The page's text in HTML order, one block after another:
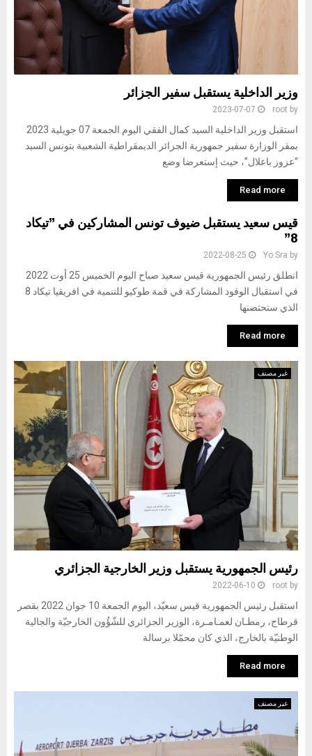
وزير الداخلية يستقبل سفير الجزائر
by
root
2023-07-07
استقبل وزير الداخلية السيد كمال الفقي اليوم الجمعة 07 جويلية 2023
بمقر الوزارة سفير جمهورية الجزائر الديمقراطية الشعبية بتونس السيد
“عزوز باعلال”، حيث إستعرضا وضع
Read more
قيس سعيد يستقبل ضيوف تونس المشاركين في ”تيكاد
8”
by
Yo Sra
2022-08-25
انطلق رئيس الجمهورية قيس سعيد صباح اليوم الخميس 25 أوت 2022
في استقبال الوفود المشاركة في قمة طوكيو للتنمية في افريقيا تيكاد 8
الذي ستحتضنها
Read more
غير مصنف
رئيس الجمهورية يستقبل وزير الخارجية الجزائري
by
root
2022-06-10
استقبل رئيس الجمهورية قيس سعيّد، اليوم الجمعة 10 جوان 2022 بقصر
قرطاج، رمطـان لعمـامـرة، الوزير الجزائري للشّؤُون الخارجيّة والجالية
الوطنيّة بالخارج، الذي كان محمّلا برسالة
Read more
غير مصنف